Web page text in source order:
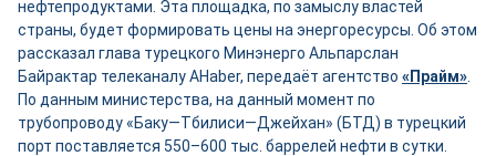
нефтепродуктами. Эта площадка, по замыслу властей
страны, будет формировать цены на энергоресурсы. Об этом
рассказал глава турецкого Минэнерго Альпарслан
Байрактар телеканалу AHaber, передаёт агентство «Прайм»
По данным министерства, на данный момент по
трубопроводу «Баку—Тбилиси—Джейхан» (БТД) в турецкий
порт поставляется 550–600 тыс. баррелей нефти в сутки.